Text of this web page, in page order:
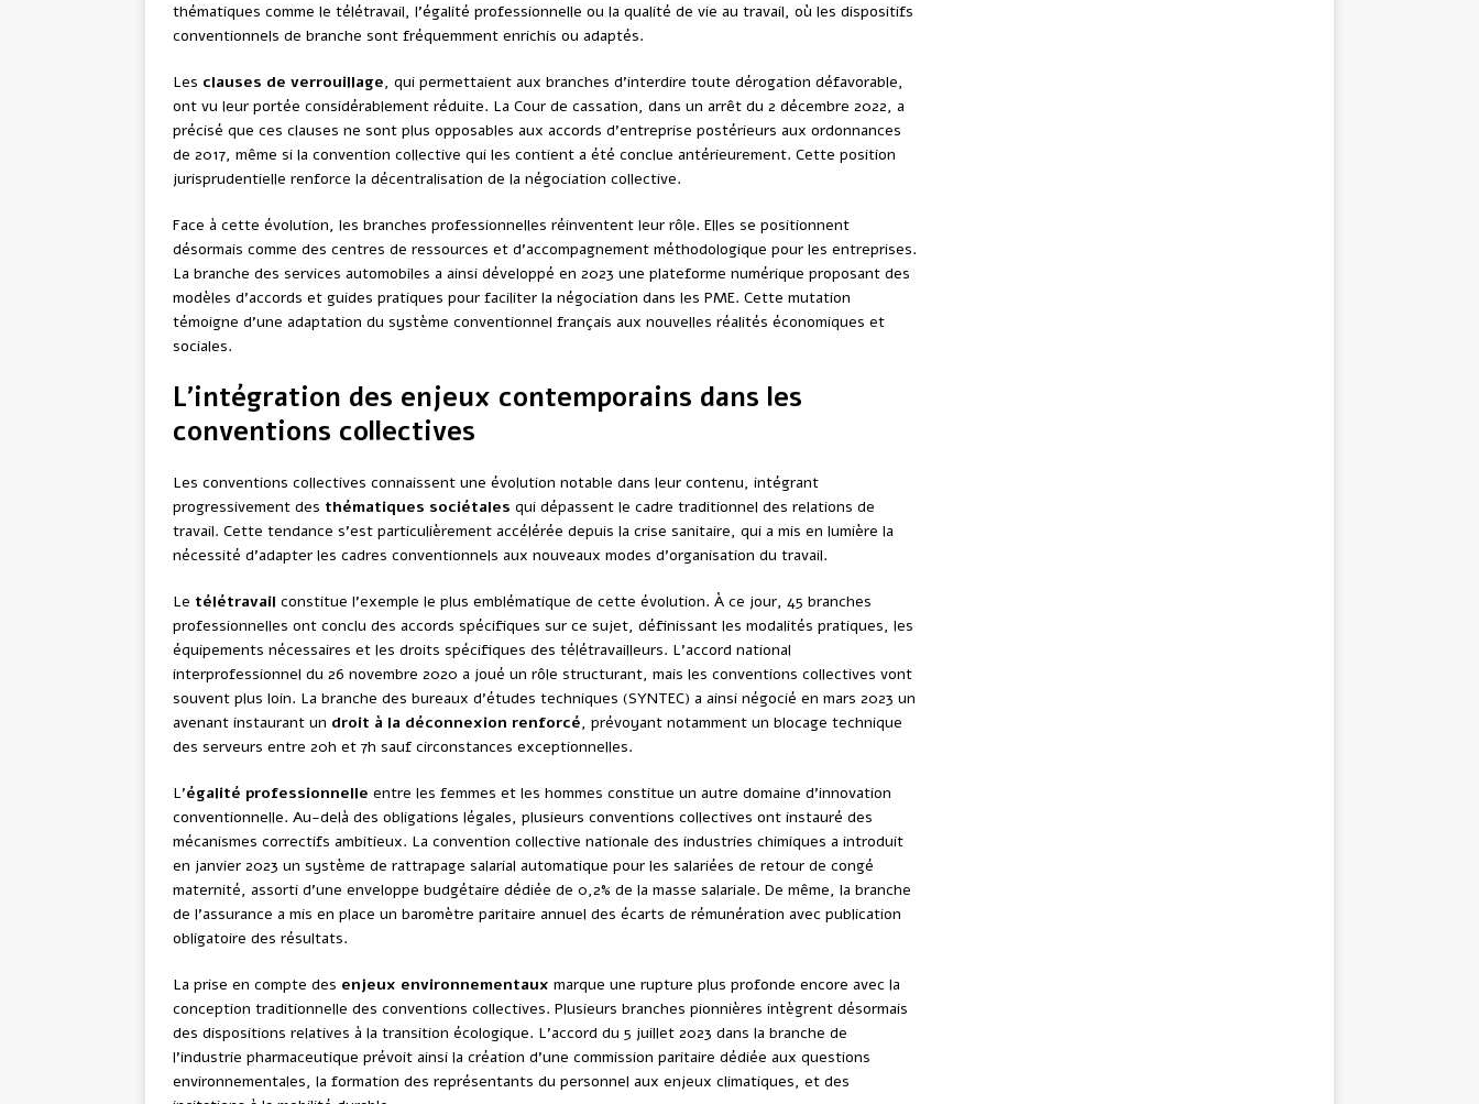
thématiques comme le télétravail, l’égalité professionnelle ou la qualité de vie au travail, où les dispositifs
conventionnels de branche sont fréquemment enrichis ou adaptés.
Les clauses de verrouillage, qui permettaient aux branches d’interdire toute dérogation défavorable,
ont vu leur portée considérablement réduite. La Cour de cassation, dans un arrêt du 2 décembre 2022, a
précisé que ces clauses ne sont plus opposables aux accords d’entreprise postérieurs aux ordonnances
de 2017, même si la convention collective qui les contient a été conclue antérieurement. Cette position
jurisprudentielle renforce la décentralisation de la négociation collective.
Face à cette évolution, les branches professionnelles réinventent leur rôle. Elles se positionnent
désormais comme des centres de ressources et d’accompagnement méthodologique pour les entreprises.
La branche des services automobiles a ainsi développé en 2023 une plateforme numérique proposant des
modèles d’accords et guides pratiques pour faciliter la négociation dans les PME. Cette mutation
témoigne d’une adaptation du système conventionnel français aux nouvelles réalités économiques et
sociales.
L’intégration des enjeux contemporains dans les
conventions collectives
Les conventions collectives connaissent une évolution notable dans leur contenu, intégrant
progressivement des thématiques sociétales qui dépassent le cadre traditionnel des relations de
travail. Cette tendance s’est particulièrement accélérée depuis la crise sanitaire, qui a mis en lumière la
nécessité d’adapter les cadres conventionnels aux nouveaux modes d’organisation du travail.
Le télétravail constitue l’exemple le plus emblématique de cette évolution. À ce jour, 45 branches
professionnelles ont conclu des accords spécifiques sur ce sujet, définissant les modalités pratiques, les
équipements nécessaires et les droits spécifiques des télétravailleurs. L’accord national
interprofessionnel du 26 novembre 2020 a joué un rôle structurant, mais les conventions collectives vont
souvent plus loin. La branche des bureaux d’études techniques (SYNTEC) a ainsi négocié en mars 2023 un
avenant instaurant un droit à la déconnexion renforcé, prévoyant notamment un blocage technique
des serveurs entre 20h et 7h sauf circonstances exceptionnelles.
L’égalité professionnelle entre les femmes et les hommes constitue un autre domaine d’innovation
conventionnelle. Au-delà des obligations légales, plusieurs conventions collectives ont instauré des
mécanismes correctifs ambitieux. La convention collective nationale des industries chimiques a introduit
en janvier 2023 un système de rattrapage salarial automatique pour les salariées de retour de congé
maternité, assorti d’une enveloppe budgétaire dédiée de 0,2% de la masse salariale. De même, la branche
de l’assurance a mis en place un baromètre paritaire annuel des écarts de rémunération avec publication
obligatoire des résultats.
La prise en compte des enjeux environnementaux marque une rupture plus profonde encore avec la
conception traditionnelle des conventions collectives. Plusieurs branches pionnières intègrent désormais
des dispositions relatives à la transition écologique. L’accord du 5 juillet 2023 dans la branche de
l’industrie pharmaceutique prévoit ainsi la création d’une commission paritaire dédiée aux questions
environnementales, la formation des représentants du personnel aux enjeux climatiques, et des